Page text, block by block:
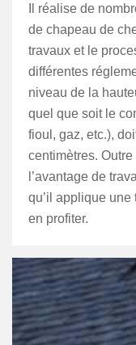
Il réalise de
de chapeau de
travaux et le
différentes
niveau de la
quel que soit le
fioul, gaz, etc.),
centimètres.
l’avantage de
qu’il applique une
en profiter.